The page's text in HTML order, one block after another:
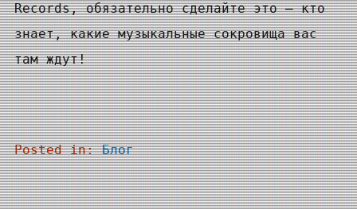
Records, обязательно сделайте это — кто
знает, какие музыкальные сокровища вас
там ждут!
Posted in:Блог